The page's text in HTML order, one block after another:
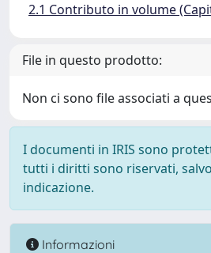
2.1 Contributo in volume
File in questo prodotto:
Non ci sono file associati a
I documenti in IRIS sono
tutti i diritti sono riservati,
indicazione.
Informazioni